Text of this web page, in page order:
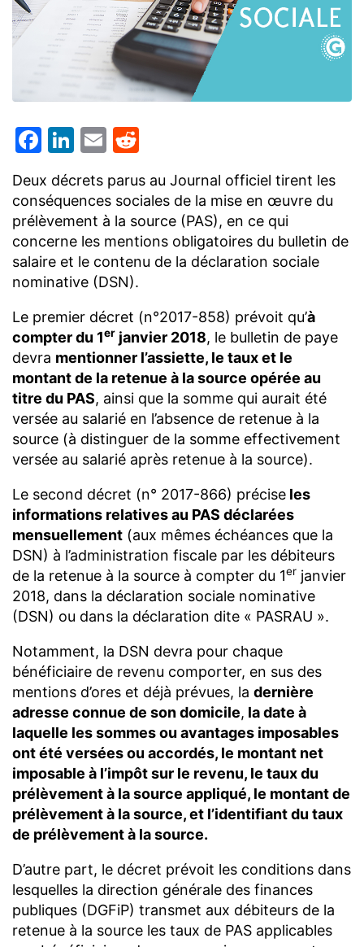
Facebook
LinkedIn
Email
Deux décrets parus au Journal officiel tirent les
conséquences sociales de la mise en œuvre du
prélèvement à la source (PAS), en ce qui
concerne les mentions obligatoires du bulletin de
salaire et le contenu de la déclaration sociale
nominative (DSN).
Le premier décret (n°2017-858) prévoit qu’à
compter du 1er janvier 2018, le bulletin de paye
devra mentionner l’assiette, le taux et le
montant de la retenue à la source opérée au
titre du PAS, ainsi que la somme qui aurait été
versée au salarié en l’absence de retenue à la
source (à distinguer de la somme effectivement
versée au salarié après retenue à la source).
Le second décret (n° 2017-866) précise les
informations relatives au PAS déclarées
mensuellement (aux mêmes échéances que la
DSN) à l’administration fiscale par les débiteurs
de la retenue à la source à compter du 1er janvier
2018, dans la déclaration sociale nominative
(DSN) ou dans la déclaration dite « PASRAU ».
Notamment, la DSN devra pour chaque
bénéficiaire de revenu comporter, en sus des
mentions d’ores et déjà prévues, la dernière
adresse connue de son domicile, la date à
laquelle les sommes ou avantages imposables
ont été versées ou accordés, le montant net
imposable à l’impôt sur le revenu, le taux du
prélèvement à la source appliqué, le montant de
prélèvement à la source, et l’identifiant du taux
de prélèvement à la source.
D’autre part, le décret prévoit les conditions dans
lesquelles la direction générale des finances
publiques (DGFiP) transmet aux débiteurs de la
retenue à la source les taux de PAS applicables